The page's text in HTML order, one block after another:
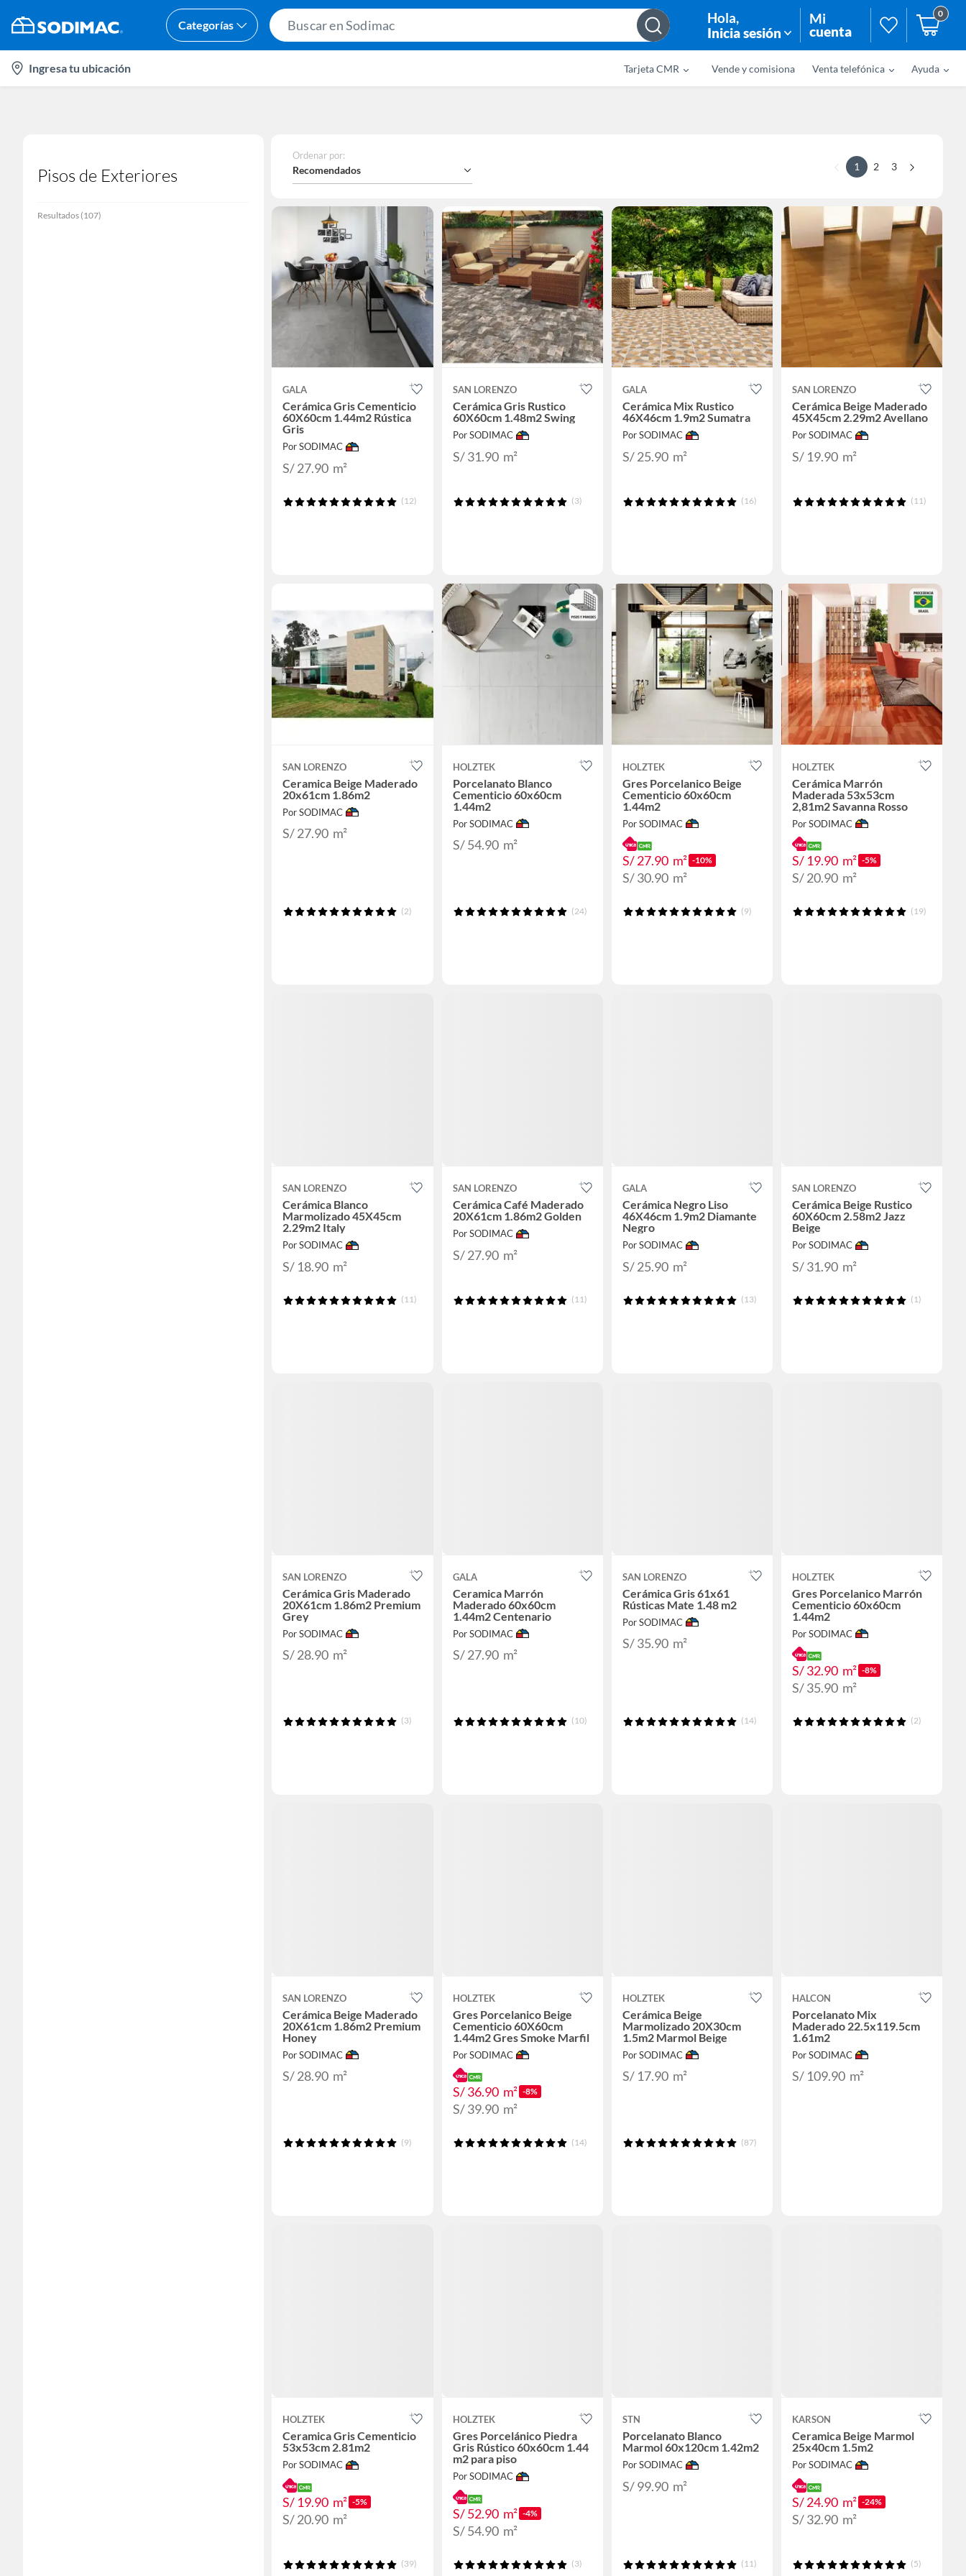
Categorías
Bar
Hola,
Inicia sesión
Mi
cuenta
0
location-
icon
Ingresa tu ubicación Tarjeta CMR Vende y comisiona Venta telefónica Ayuda
Pisos de Exteriores
Resultados (107)
Ordenar por:
Recomendados 1 2 3
GALA
Cerámica Gris Cementicio
60X60cm 1.44m2 Rústica
Gris
Por SODIMAC
S/ 27.90 m²
(12)
SAN LORENZO
Cerámica Gris Rustico
60X60cm 1.48m2 Swing
Por SODIMAC
S/ 31.90 m²
(3)
GALA
Cerámica Mix Rustico
46X46cm 1.9m2 Sumatra
Por SODIMAC
S/ 25.90 m²
(16)
SAN LORENZO
Cerámica Beige Maderado
45X45cm 2.29m2 Avellano
Por SODIMAC
S/ 19.90 m²
(11)
SAN LORENZO
Ceramica Beige Maderado
20x61cm 1.86m2
Por SODIMAC
S/ 27.90 m²
(2)
HOLZTEK
Porcelanato Blanco
Cementicio 60x60cm
1.44m2
Por SODIMAC
S/ 54.90 m²
(24)
HOLZTEK
Gres Porcelanico Beige
Cementicio 60x60cm
1.44m2
Por SODIMAC
S/ 27.90 m² -10%
S/ 30.90 m²
(9)
HOLZTEK
Cerámica Marrón
Maderada 53x53cm
2,81m2 Savanna Rosso
Por SODIMAC
S/ 19.90 m² -5%
S/ 20.90 m²
(19)
SAN LORENZO
Cerámica Blanco
Marmolizado 45X45cm
2.29m2 Italy
Por SODIMAC
S/ 18.90 m²
(11)
SAN LORENZO
Cerámica Café Maderado
20X61cm 1.86m2 Golden
Por SODIMAC
S/ 27.90 m²
(11)
GALA
Cerámica Negro Liso
46X46cm 1.9m2 Diamante
Negro
Por SODIMAC
S/ 25.90 m²
(13)
SAN LORENZO
Cerámica Beige Rustico
60X60cm 2.58m2 Jazz
Beige
Por SODIMAC
S/ 31.90 m²
(1)
SAN LORENZO
Cerámica Gris Maderado
20X61cm 1.86m2 Premium
Grey
Por SODIMAC
S/ 28.90 m²
(3)
GALA
Ceramica Marrón
Maderado 60x60cm
1.44m2 Centenario
Por SODIMAC
S/ 27.90 m²
(10)
SAN LORENZO
Cerámica Gris 61x61
Rústicas Mate 1.48 m2
Por SODIMAC
S/ 35.90 m²
(14)
HOLZTEK
Gres Porcelanico Marrón
Cementicio 60x60cm
1.44m2
Por SODIMAC
S/ 32.90 m² -8%
S/ 35.90 m²
(2)
SAN LORENZO
Cerámica Beige Maderado
20X61cm 1.86m2 Premium
Honey
Por SODIMAC
S/ 28.90 m²
(9)
HOLZTEK
Gres Porcelanico Beige
Cementicio 60X60cm
1.44m2 Gres Smoke Marfil
Por SODIMAC
S/ 36.90 m² -8%
S/ 39.90 m²
(14)
HOLZTEK
Cerámica Beige
Marmolizado 20X30cm
1.5m2 Marmol Beige
Por SODIMAC
S/ 17.90 m²
(87)
HALCON
Porcelanato Mix
Maderado 22.5x119.5cm
1.61m2
Por SODIMAC
S/ 109.90 m²
HOLZTEK
Ceramica Gris Cementicio
53x53cm 2.81m2
Por SODIMAC
S/ 19.90 m² -5%
S/ 20.90 m²
(39)
HOLZTEK
Gres Porcelánico Piedra
Gris Rústico 60x60cm 1.44
m2 para piso
Por SODIMAC
S/ 52.90 m² -4%
S/ 54.90 m²
(3)
STN
Porcelanato Blanco
Marmol 60x120cm 1.42m2
Por SODIMAC
S/ 99.90 m²
(11)
KARSON
Ceramica Beige Marmol
25x40cm 1.5m2
Por SODIMAC
S/ 24.90 m² -24%
S/ 32.90 m²
(5)